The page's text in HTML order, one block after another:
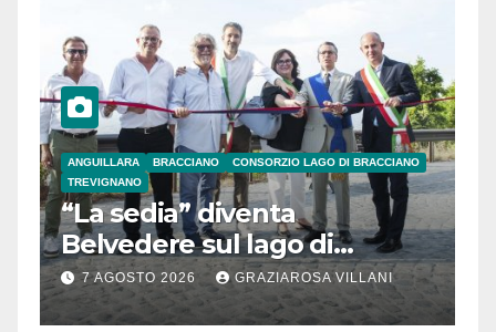
ANGUILLARA BRACCIANO
CONSORZIO LAGO DI BRACCIANO
TREVIGNANO
“La sedia” diventa
Belvedere sul lago di
Bracciano: ieri
l’inaugurazione
7 AGOSTO 2026 GRAZIAROSA VILLANI